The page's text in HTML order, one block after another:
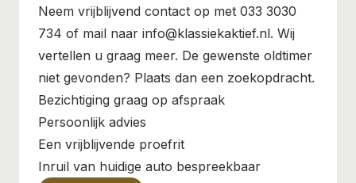
Neem vrijblijvend contact op met 033 3030
734 of mail naar info@klassiekaktief.nl. Wij
vertellen u graag meer. De gewenste oldtimer
niet gevonden? Plaats dan een zoekopdracht.
Bezichtiging graag op afspraak
Persoonlijk advies
Een vrijblijvende proefrit
Inruil van huidige auto bespreekbaar